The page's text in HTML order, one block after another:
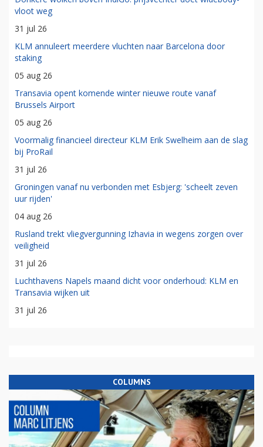
vloot weg
31 jul 26
KLM annuleert meerdere vluchten naar Barcelona door
staking
05 aug 26
Transavia opent komende winter nieuwe route vanaf
Brussels Airport
05 aug 26
Voormalig financieel directeur KLM Erik Swelheim aan de slag
bij ProRail
31 jul 26
Groningen vanaf nu verbonden met Esbjerg: 'scheelt zeven
uur rijden'
04 aug 26
Rusland trekt vliegvergunning Izhavia in wegens zorgen over
veiligheid
31 jul 26
Luchthavens Napels maand dicht voor onderhoud: KLM en
Transavia wijken uit
31 jul 26
COLUMNS